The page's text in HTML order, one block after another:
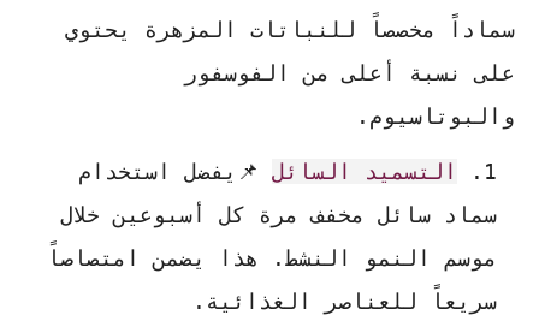
سماداً مخصصاً للنباتات المزهرة يحتوي
على نسبة أعلى من الفوسفور
والبوتاسيوم.
التسميد السائل 📌يفضل استخدام
سماد سائل مخفف مرة كل أسبوعين خلال
موسم النمو النشط. هذا يضمن امتصاصاً
سريعاً للعناصر الغذائية.